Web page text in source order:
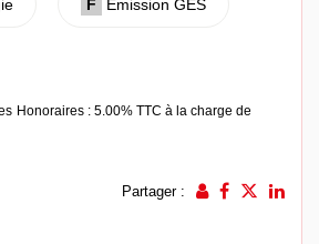
F Emission GES
Honoraires : 5.00% TTC à la charge de
Partager :